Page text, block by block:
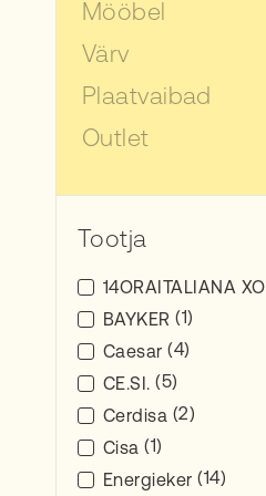
Mööbel
Värv
Plaatvaibad
Outlet
Tootja
14ORAITALIANA XO
BAYKER (1)
Caesar (4)
CE.SI. (5)
Cerdisa (2)
Cisa (1)
Energieker (14)